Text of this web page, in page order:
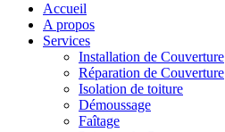
Accueil
A propos
Services
Installation de Couverture
Réparation de Couverture
Isolation de toiture
Démoussage
Faîtage